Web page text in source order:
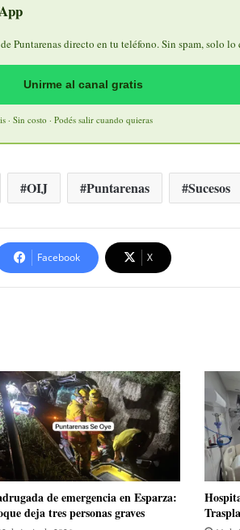
Puntarenas directo en tu teléfono. Sin spam, solo lo
Unirme al canal gratis
· Sin costo · Podés salir cuando quieras
OIJ Puntarenas Sucesos
Facebook X
de emergencia en Esparza:
deja tres personas graves